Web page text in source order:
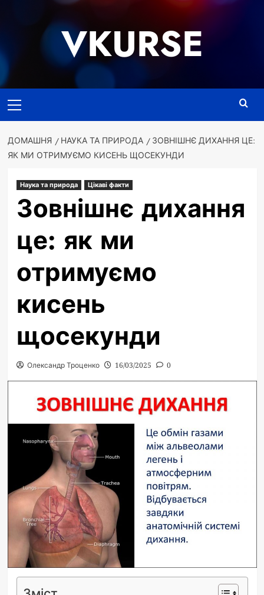
VKURSE
меню
ДОМАШНЯ НАУКА ТА ПРИРОДА
ЗОВНІШНЄ ДИХАННЯ ЦЕ:
ЯК МИ ОТРИМУЄМО КИСЕНЬ ЩОСЕКУНДИ
Наука та природа Цікаві факти
Зовнішнє дихання
це: як ми
отримуємо
кисень
щосекунди
Олександр Троценко 16/03/2025 0